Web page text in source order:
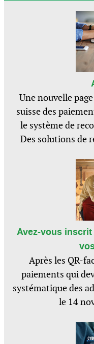
Une nouvelle
suisse des
le système de
Des solutions de
Avez-vous
Après les QR-
paiements qui
systématique des
le 14